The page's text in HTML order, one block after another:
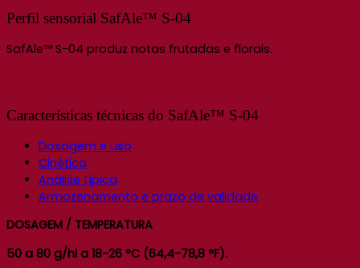
Perfil sensorial SafAle™ S-04
SafAle™ S-04 produz notas frutadas e florais.
Características técnicas do SafAle™ S-04
Dosagem e uso
Cinética
Análise típica
Armazenamento e prazo de validade
DOSAGEM / TEMPERATURA
50 a 80 g/hl a 18-26 °C (64,4-78,8 °F).